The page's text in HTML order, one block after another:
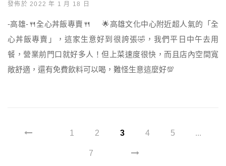
發佈於 2022 年 1 月 18 日
-高雄-🍴全心丼飯專賣🍴 🌟高雄文化中心附近超人氣的「全
心丼飯專賣」，這家生意好到很誇張🤣，我們平日中午去用
餐，營業前門口就好多人！但上菜速度很快，而且店內空間寬
敞舒適，還有免費飲料可以喝，難怪生意這麼好💯
1 2 3 4 5 ...
7